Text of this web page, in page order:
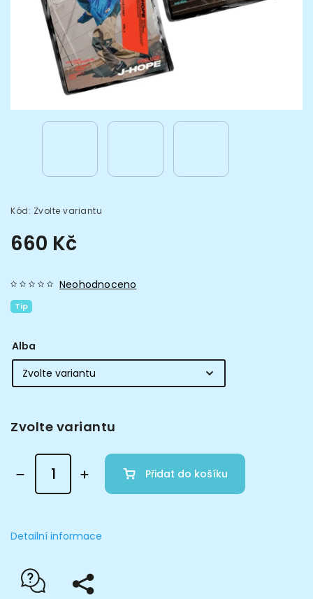
Kód: Zvolte variantu
660 Kč
Tip
Neohodnoceno
Alba
Zvolte variantu
Přidat do košíku
Detailní informace